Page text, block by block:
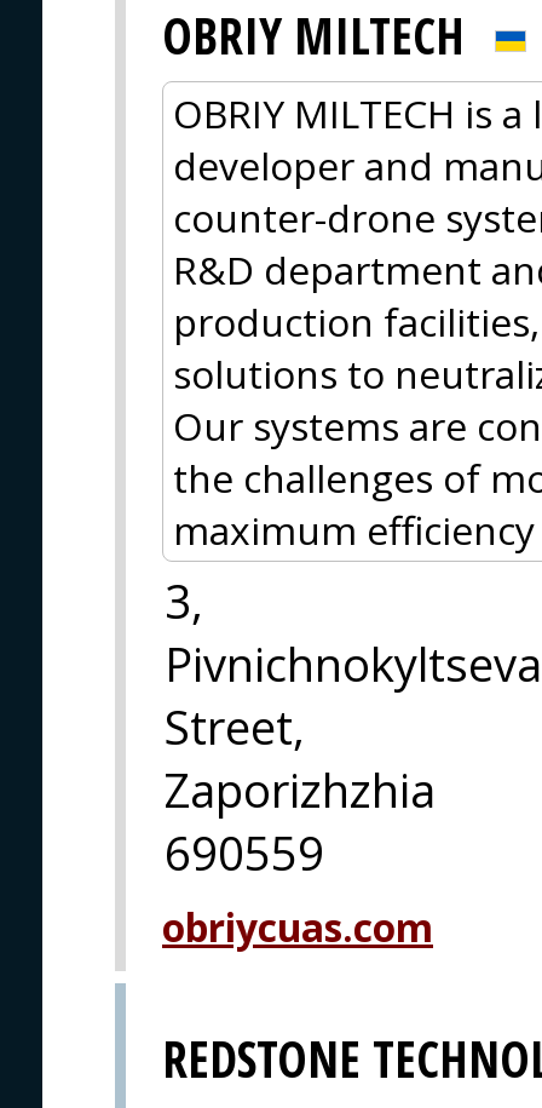
OBRIY MILTECH
OBRIY MILTECH is
developer and
counter-drone
R&D department
production
solutions to
Our systems are
the challenges of
maximum
3,
Pivnichnokyltseva
Street,
Zaporizhzhia
690559
obriycuas.com
REDSTONE